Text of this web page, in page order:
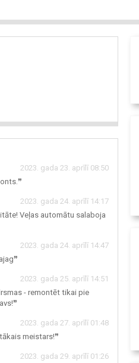
2023. gada 23. aprīlī 08:50
2023. gada 24. aprīlī 14:17
Veļas automātu salaboja
2023. gada 24. aprīlī 14:47
2023. gada 25. aprīlī 14:51
- remontēt tikai pie
2023. gada 27. aprīlī 01:48
meistars!❞
2023. gada 29. aprīlī 01:26